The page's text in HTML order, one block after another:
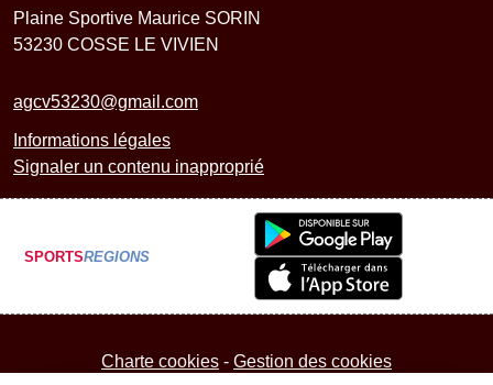
Plaine Sportive Maurice SORIN
53230 COSSE LE VIVIEN
agcv53230@gmail.com
Informations légales
Signaler un contenu inapproprié
SPORTSREGIONS
Charte cookies Gestion des cookies